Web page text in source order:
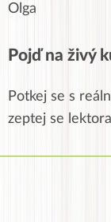
Olga
Pojď na živý
Potkej se s
zeptej se